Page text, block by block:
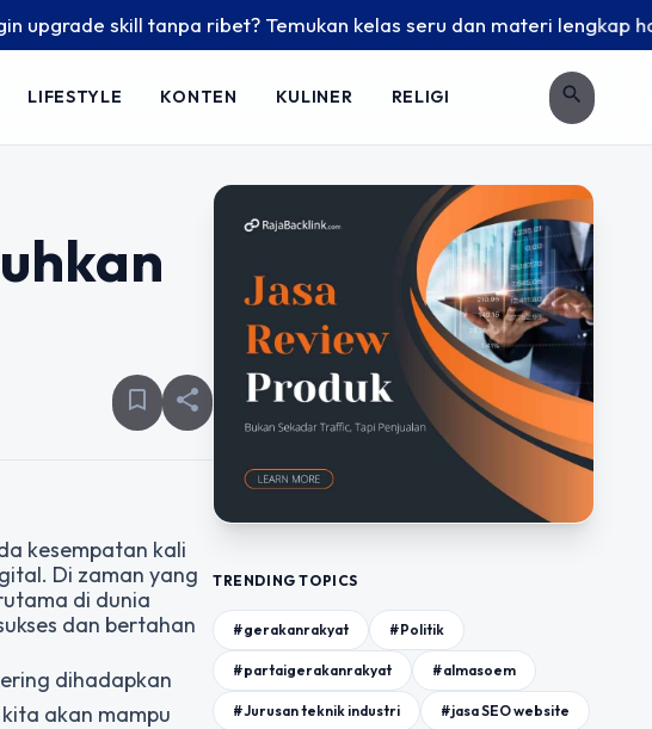
skill tanpa ribet? Temukan kelas seru dan materi lengkap
LIFESTYLE KONTEN KULINER RELIGI search
bookmark_border share
kesempatan kali
Di zaman yang
di dunia
dan bertahan
dihadapkan
akan mampu
TRENDING TOPICS
#gerakanrakyat #Politik
#partaigerakanrakyat #almasoem
#Jurusan teknik industri #jasa SEO website